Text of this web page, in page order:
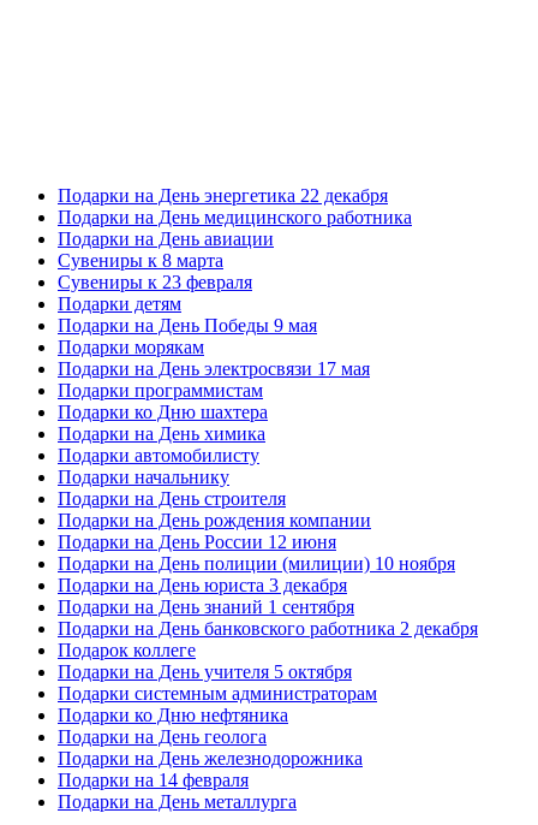
Подарки на День энергетика 22 декабря
Подарки на День медицинского работника
Подарки на День авиации
Сувениры к 8 марта
Сувениры к 23 февраля
Подарки детям
Подарки на День Победы 9 мая
Подарки морякам
Подарки на День электросвязи 17 мая
Подарки программистам
Подарки ко Дню шахтера
Подарки на День химика
Подарки автомобилисту
Подарки начальнику
Подарки на День строителя
Подарки на День рождения компании
Подарки на День России 12 июня
Подарки на День полиции (милиции) 10 ноября
Подарки на День юриста 3 декабря
Подарки на День знаний 1 сентября
Подарки на День банковского работника 2 декабря
Подарок коллеге
Подарки на День учителя 5 октября
Подарки системным администраторам
Подарки ко Дню нефтяника
Подарки на День геолога
Подарки на День железнодорожника
Подарки на 14 февраля
Подарки на День металлурга